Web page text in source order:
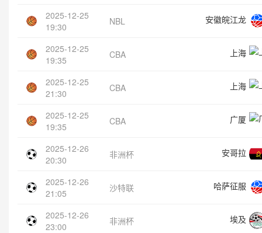
2025-12-25
19:30
NBL 安徽皖江龙
2025-12-25
19:35
CBA 上海
2025-12-25
21:30
CBA 上海
2025-12-25
19:35
CBA 广厦
2025-12-26
20:30
非洲杯 安哥拉
2025-12-26
21:05
沙特联 哈萨征服
2025-12-26
23:00
非洲杯 埃及